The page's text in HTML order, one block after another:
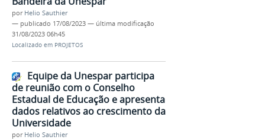
por Helio Sauthier
— publicado 17/08/2023 — última modificação
31/08/2023 06h45
Localizado em PROJETOS
Equipe da Unespar participa
de reunião com o Conselho
Estadual de Educação e apresenta
dados relativos ao crescimento da
Universidade
por Helio Sauthier